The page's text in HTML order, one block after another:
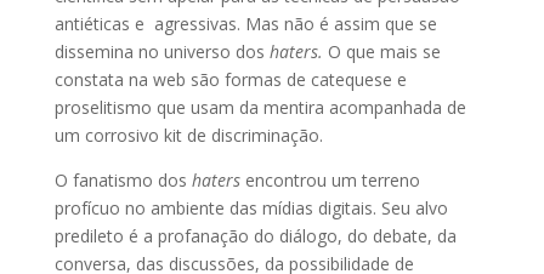
antiéticas e agressivas. Mas não é assim que se
dissemina no universo dos haters. O que mais se
constata na web são formas de catequese e
proselitismo que usam da mentira acompanhada de
um corrosivo kit de discriminação.
O fanatismo dos hatersencontrou um terreno
profícuo no ambiente das mídias digitais. Seu alvo
predileto é a profanação do diálogo, do debate, da
conversa, das discussões, da possibilidade de